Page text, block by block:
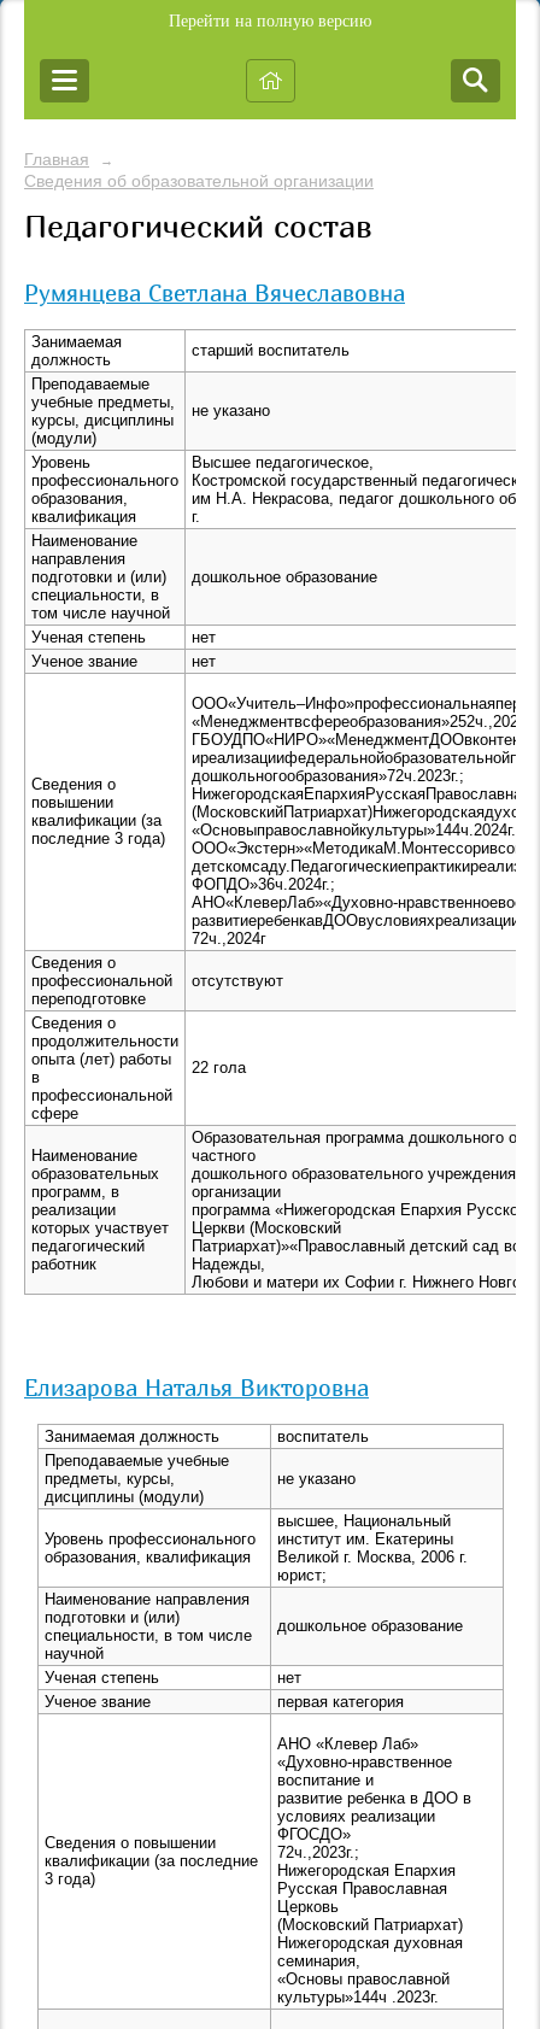
Перейти на полную версию
Главная →
Сведения об образовательной организации
Педагогический состав
Румянцева Светлана Вячеславовна
Занимаемая
должность
старший воспитатель
Преподаваемые
учебные предметы,
курсы, дисциплины
(модули)
не указано
Уровень
профессионального
образования,
квалификация
Высшее педагогическое,
Костромской государственный педагогический
им Н.А. Некрасова, педагог дошкольного
г.
Наименование
направления
подготовки и (или)
специальности, в
том числе научной
дошкольное образование
Ученая степень
нет
Ученое звание
нет
Сведения о
повышении
квалификации (за
последние 3 года)
«Менеджментвсфереобразования»252ч.,2022г.;
дошкольногообразования»72ч.2023г.;
«Основыправославнойкультуры»144ч.2024г.;
ФОПДО»36ч.2024г.;
АНО«КлеверЛаб»«Духовно-
72ч.,2024г
Сведения о
профессиональной
переподготовке
отсутствуют
Сведения о
продолжительности
опыта (лет) работы
в
профессиональной
сфере
22 гола
Наименование
образовательных
программ, в
реализации
которых участвует
педагогический
работник
Образовательная программа дошкольного
частного
дошкольного образовательного учреждения
организации
программа «Нижегородская Епархия Русской
Церкви (Московский
Патриархат)»«Православный детский сад во
Надежды,
Любови и матери их Софии г. Нижнего
Елизарова Наталья Викторовна
Занимаемая должность
воспитатель
Преподаваемые учебные
предметы, курсы,
дисциплины (модули)
не указано
Уровень профессионального
образования, квалификация
высшее, Национальный
институт им. Екатерины
Великой г. Москва, 2006 г.
юрист;
Наименование направления
подготовки и (или)
специальности, в том числе
научной
дошкольное образование
Ученая степень
нет
Ученое звание
первая категория
Сведения о повышении
квалификации (за последние
3 года)
АНО «Клевер Лаб»
«Духовно-нравственное
воспитание и
развитие ребенка в ДОО в
условиях реализации
ФГОСДО»
72ч.,2023г.;
Нижегородская Епархия
Русская Православная
Церковь
(Московский Патриархат)
Нижегородская духовная
семинария,
«Основы православной
культуры»144ч .2023г.